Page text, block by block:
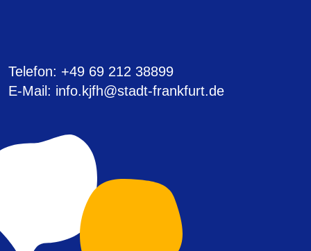
Telefon: +49 69 212 38899
E-Mail : info.kjfh@stadt-frankfurt.de